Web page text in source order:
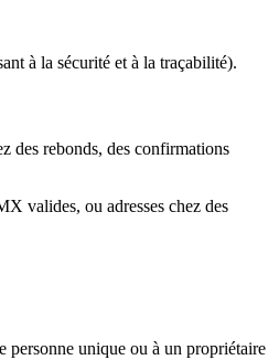
à la sécurité et à la traçabilité).
des rebonds, des confirmations
valides, ou adresses chez des
personne unique ou à un propriétaire